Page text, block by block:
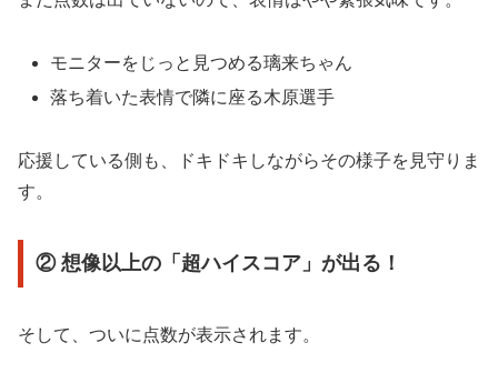
モニターをじっと見つめる璃来ちゃん
落ち着いた表情で隣に座る木原選手
応援している側も、ドキドキしながらその様子を見守りま
す。
② 想像以上の「超ハイスコア」が出る！
そして、ついに点数が表示されます。